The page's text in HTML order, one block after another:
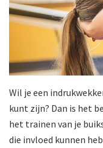
Wil je een
kunt zijn? Dan is het
het trainen van je
die invloed kunnen